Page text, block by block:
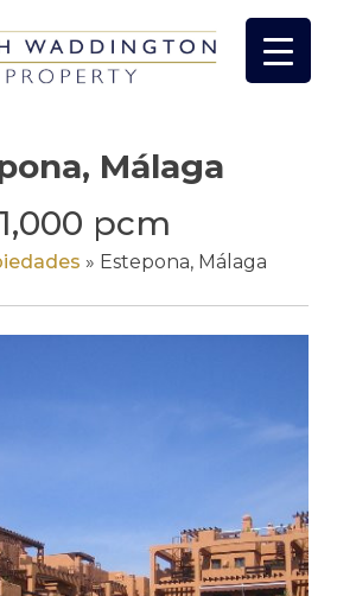
Málaga
pcm
» Estepona, Málaga